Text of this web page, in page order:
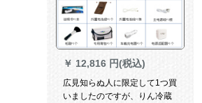
￥ 12,816 円(税込)
広見知らぬ人に限定して1つ買
いましたのですが、りん冷蔵